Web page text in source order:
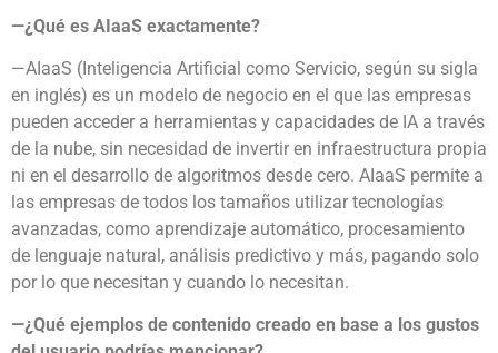
—¿Qué es AIaaS exactamente?
—AIaaS (Inteligencia Artificial como Servicio, según su sigla
en inglés) es un modelo de negocio en el que las empresas
pueden acceder a herramientas y capacidades de IA a través
de la nube, sin necesidad de invertir en infraestructura propia
ni en el desarrollo de algoritmos desde cero. AIaaS permite a
las empresas de todos los tamaños utilizar tecnologías
avanzadas, como aprendizaje automático, procesamiento
de lenguaje natural, análisis predictivo y más, pagando solo
por lo que necesitan y cuando lo necesitan.
—¿Qué ejemplos de contenido creado en base a los gustos